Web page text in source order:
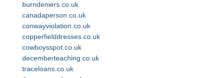
burndeniers.co.uk
canadaperson.co.uk
conwayviolation.co.uk
copperfielddresses.co.uk
cowboysspot.co.uk
decemberteaching.co.uk
traceloans.co.uk